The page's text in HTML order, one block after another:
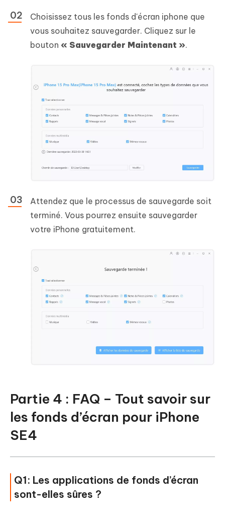
Choisissez tous les fonds d'écran iphone que
vous souhaitez sauvegarder. Cliquez sur le
bouton « Sauvegarder Maintenant ».
Attendez que le processus de sauvegarde soit
terminé. Vous pourrez ensuite sauvegarder
votre iPhone gratuitement.
Partie 4 : FAQ – Tout savoir sur
les fonds d’écran pour iPhone
SE4
Q1: Les applications de fonds d’écran
sont-elles sûres ?